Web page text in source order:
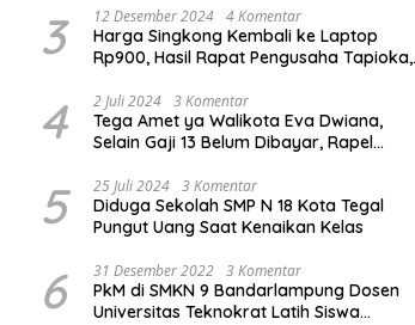
3 12 Desember 2024 4 Komentar
Harga Singkong Kembali ke Laptop
Rp900, Hasil Rapat Pengusaha Tapioka,
Lampung
4 2 Juli 2024 3 Komentar
Tega Amet ya Walikota Eva Dwiana,
Selain Gaji 13 Belum Dibayar, Rapel
Dibayar
5 25 Juli 2024 3 Komentar
Diduga Sekolah SMP N 18 Kota Tegal
Pungut Uang Saat Kenaikan Kelas
6 31 Desember 2022 3 Komentar
PkM di SMKN 9 Bandarlampung Dosen
Universitas Teknokrat Latih Siswa